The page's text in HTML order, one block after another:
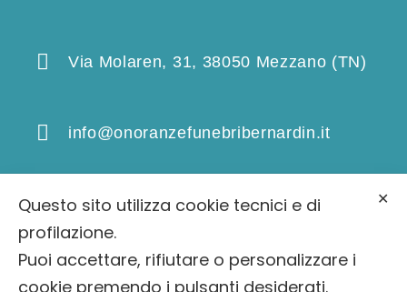
Via Molaren, 31, 38050 Mezzano (TN)
info@onoranzefunebribernardin.it
0439 64393 ✕
Questo sito utilizza cookie tecnici e di
profilazione.
Puoi accettare, rifiutare o personalizzare i
cookie premendo i pulsanti desiderati.